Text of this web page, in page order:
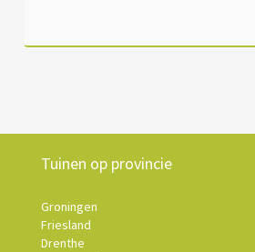
Tuinen op provincie
Groningen
Friesland
Drenthe